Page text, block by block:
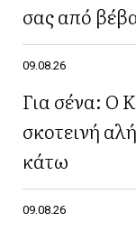
σας από
09.08.26
Για σένα: Ο
σκοτεινή
κάτω
09.08.26